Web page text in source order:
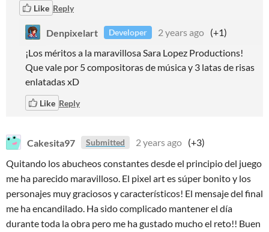
Like Reply
Denpixelart Developer 2 years ago (+1)
¡Los méritos a la maravillosa Sara Lopez Productions!
Que vale por 5 compositoras de música y 3 latas de risas
enlatadas xD
Like Reply
Cakesita97 Submitted 2 years ago (+3)
Quitando los abucheos constantes desde el principio del juego
me ha parecido maravilloso. El pixel art es súper bonito y los
personajes muy graciosos y característicos! El mensaje del final
me ha encandilado. Ha sido complicado mantener el día
durante toda la obra pero me ha gustado mucho el reto!! Buen